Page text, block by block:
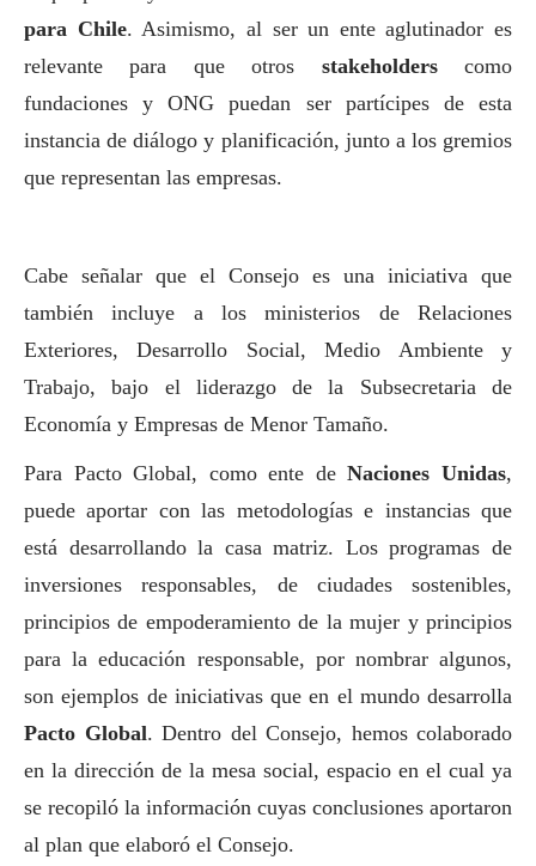
para Chile. Asimismo, al ser un ente aglutinador es
relevante para que otros stakeholderscomo
fundaciones y ONG puedan ser partícipes de esta
instancia de diálogo y planificación, junto a los gremios
que representan las empresas.
Cabe señalar que el Consejo es una iniciativa que
también incluye a los ministerios de Relaciones
Exteriores, Desarrollo Social, Medio Ambiente y
Trabajo, bajo el liderazgo de la Subsecretaria de
Economía y Empresas de Menor Tamaño.
Para Pacto Global, como ente deNaciones Unidas,
puede aportar con las metodologías e instancias que
está desarrollando la casa matriz. Los programas de
inversiones responsables, de ciudades sostenibles,
principios de empoderamiento de la mujer y principios
para la educación responsable, por nombrar algunos,
son ejemplos de iniciativas que en el mundo desarrolla
Pacto Global. Dentro del Consejo, hemos colaborado
en la dirección de la mesa social, espacio en el cual ya
se recopiló la información cuyas conclusiones aportaron
al plan que elaboró el Consejo.